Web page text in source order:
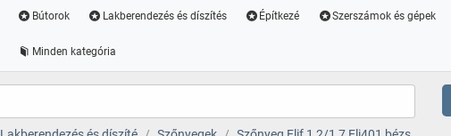
Bútorok Lakberendezés és díszítés Építkezé Szerszámok és gépek
Minden kategória